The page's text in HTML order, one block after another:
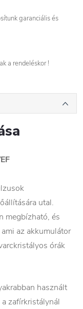
garanciális és
a rendeléskor !
utal.
megbízható, és
az akkumulátor
órák
használt
zafírkristálynál